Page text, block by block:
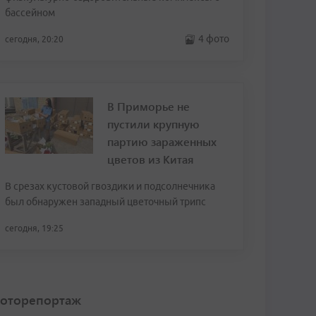
бассейном
сегодня, 20:20 4 фото
В Приморье не
пустили крупную
партию зараженных
цветов из Китая
В срезах кустовой гвоздики и подсолнечника
был обнаружен западный цветочный трипс
сегодня, 19:25